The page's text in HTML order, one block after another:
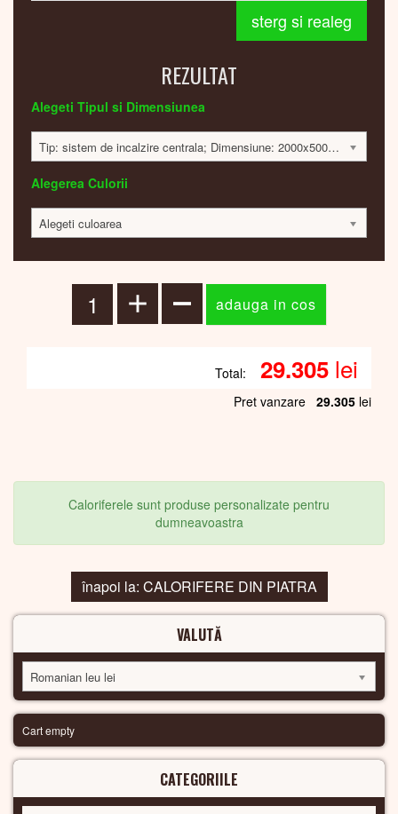
sterg si realeg
REZULTAT
Alegeti Tipul si Dimensiunea
Tip: sistem de incalzire centrala; Dimensiune: 2000x500x30 mm; 855 Watt; 29212 lei
Alegerea Culorii
Alegeti culoarea
Total: 29.305 lei
Pret vanzare 29.305 lei
Caloriferele sunt produse personalizate pentru
dumneavoastra
înapoi la: CALORIFERE DIN PIATRA
VALUTĂ
Romanian leu lei
Cart empty
CATEGORIILE